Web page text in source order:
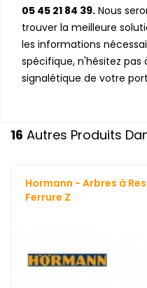
05 45 21 84 39. Nous
trouver la meilleure
les informations
spécifique, n'hésitez pas
signalétique de votre
16 Autres Produits
Hormann - Arbres à
Ferrure Z